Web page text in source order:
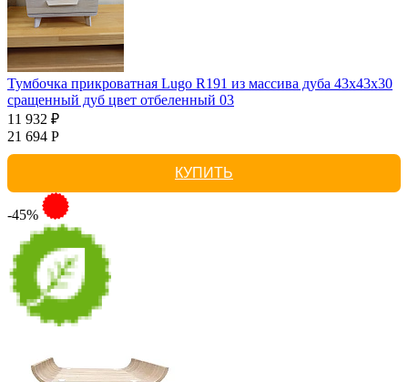
Тумбочка прикроватная Lugo R191 из массива дуба 43х43х30
сращенный дуб цвет отбеленный 03
11 932 ₽
21 694 Р
КУПИТЬ
-45%